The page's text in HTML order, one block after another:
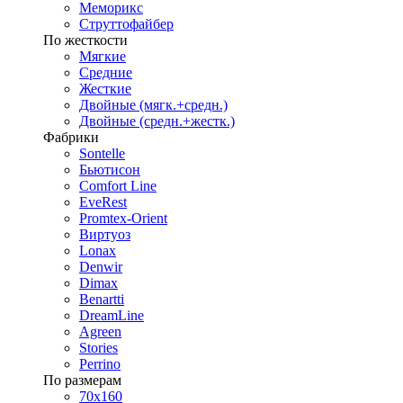
Меморикс
Струттофайбер
По жесткости
Мягкие
Средние
Жесткие
Двойные (мягк.+средн.)
Двойные (средн.+жестк.)
Фабрики
Sontelle
Бьютисон
Comfort Line
EveRest
Promtex-Orient
Виртуоз
Lonax
Denwir
Dimax
Benartti
DreamLine
Agreen
Stories
Perrino
По размерам
70х160